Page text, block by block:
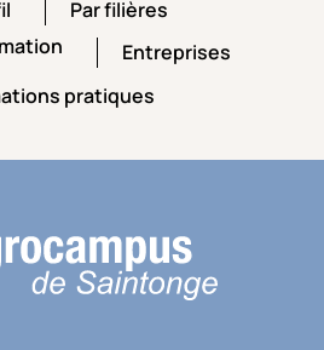
Par filières
Par filièresEntreprises
pratiques